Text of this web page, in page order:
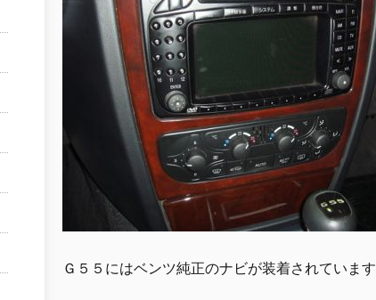
Ｇ５５にはベンツ純正のナビが装着されています